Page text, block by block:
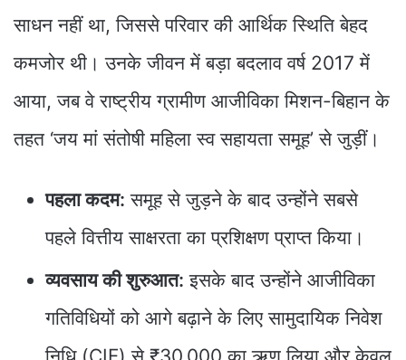
साधन नहीं था, जिससे परिवार की आर्थिक स्थिति बेहद
कमजोर थी। उनके जीवन में बड़ा बदलाव वर्ष 2017 में
आया, जब वे राष्ट्रीय ग्रामीण आजीविका मिशन-बिहान के
तहत ‘जय मां संतोषी महिला स्व सहायता समूह’ से जुड़ीं।
पहला कदम: समूह से जुड़ने के बाद उन्होंने सबसे
पहले वित्तीय साक्षरता का प्रशिक्षण प्राप्त किया।
व्यवसाय की शुरुआत: इसके बाद उन्होंने आजीविका
गतिविधियों को आगे बढ़ाने के लिए सामुदायिक निवेश